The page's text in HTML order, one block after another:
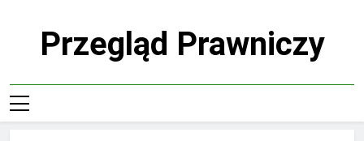
Przegląd Prawniczy